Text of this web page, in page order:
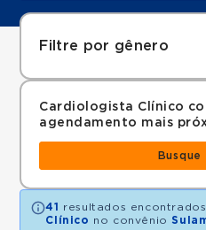
Filtre por gênero
Cardiologista Clínico
agendamento mais
Busque
41 resultados
Clínico no convênio